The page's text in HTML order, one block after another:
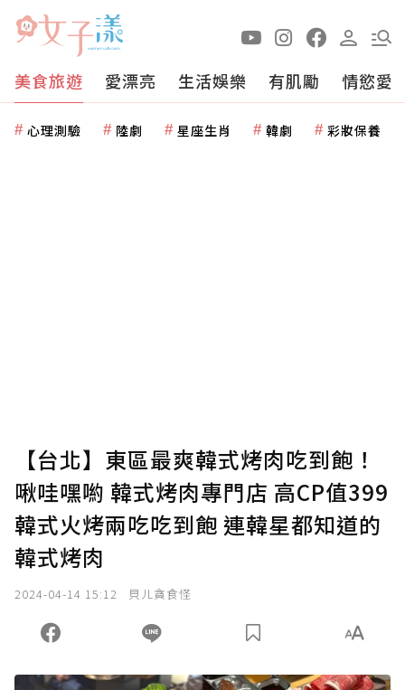
美食旅遊 愛漂亮 生活娛樂 有肌勵 情慾愛
心理測驗 陸劇 星座生肖 韓劇 彩妝保養
【台北】東區最爽韓式烤肉吃到飽！
啾哇嘿喲 韓式烤肉專門店 高CP值399
韓式火烤兩吃吃到飽 連韓星都知道的
韓式烤肉
2024-04-14 15:12 貝ㄦ貪食怪